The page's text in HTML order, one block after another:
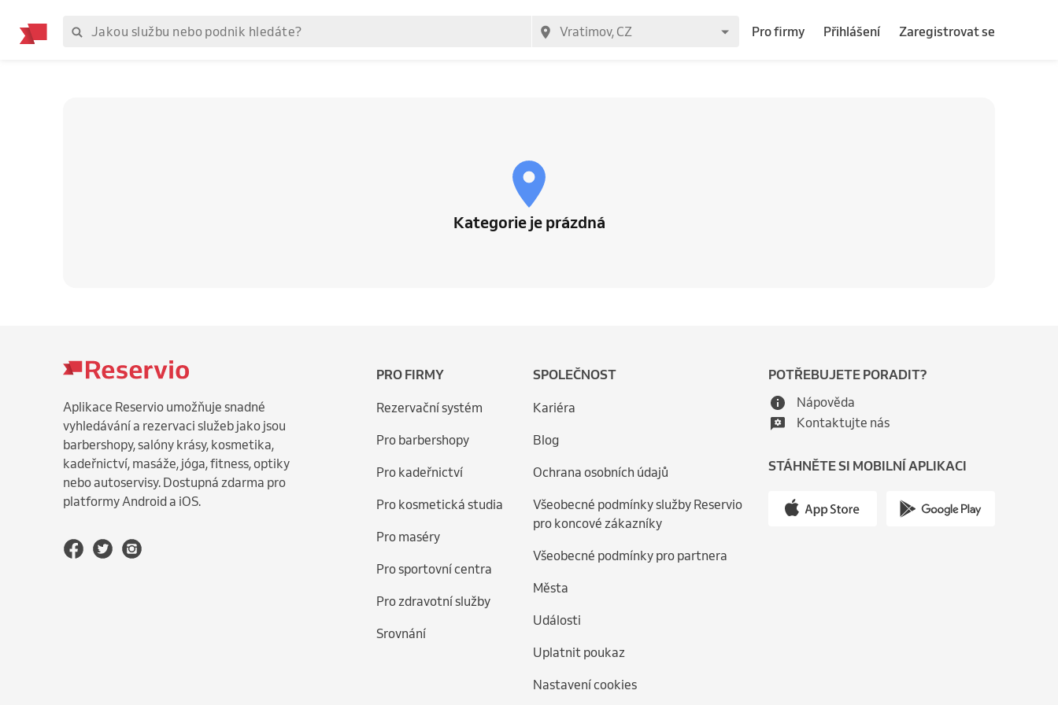
Pro firmy Přihlášení Zaregistrovat se
Kategorie je prázdná
Aplikace Reservio umožňuje snadné
vyhledávání a rezervaci služeb jako jsou
barbershopy, salóny krásy, kosmetika,
kadeřnictví, masáže, jóga, fitness, optiky
nebo autoservisy. Dostupná zdarma pro
platformy Android a iOS.
PRO FIRMY
Rezervační systém
Pro barbershopy
Pro kadeřnictví
Pro kosmetická studia
Pro maséry
Pro sportovní centra
Pro zdravotní služby
Srovnání
SPOLEČNOST
Kariéra
Blog
Ochrana osobních údajů
Všeobecné podmínky služby Reservio
pro koncové zákazníky
Všeobecné podmínky pro partnera
Města
Události
Uplatnit poukaz
Nastavení cookies
POTŘEBUJETE PORADIT?
Nápověda
Kontaktujte nás
STÁHNĚTE SI MOBILNÍ APLIKACI